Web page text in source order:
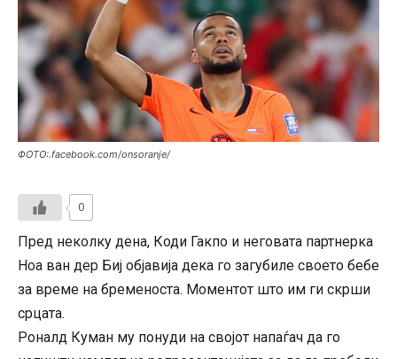
ФОТО:.facebook.com/onsoranje/
0
Пред неколку дена, Коди Гакпо и неговата партнерка
Ноа ван дер Биј објавија дека го загубиле своето бебе
за време на бременоста. Моментот што им ги скрши
срцата.
Роналд Куман му понуди на својот напаѓач да го